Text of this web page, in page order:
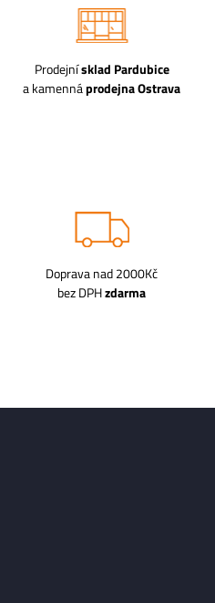
Prodejnísklad Pardubice
a kamennáprodejna Ostrava
Doprava nad 2000Kč
bez DPHzdarma